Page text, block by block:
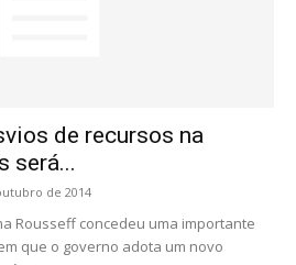
de recursos na
será...
de 2014
Rousseff concedeu uma importante
que o governo adota um novo